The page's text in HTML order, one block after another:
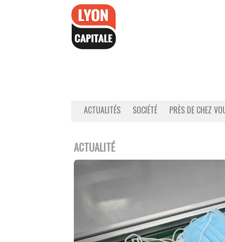
ACTUALITÉS SOCIÉTÉ PRÈS DE CHEZ
ACTUALITÉ